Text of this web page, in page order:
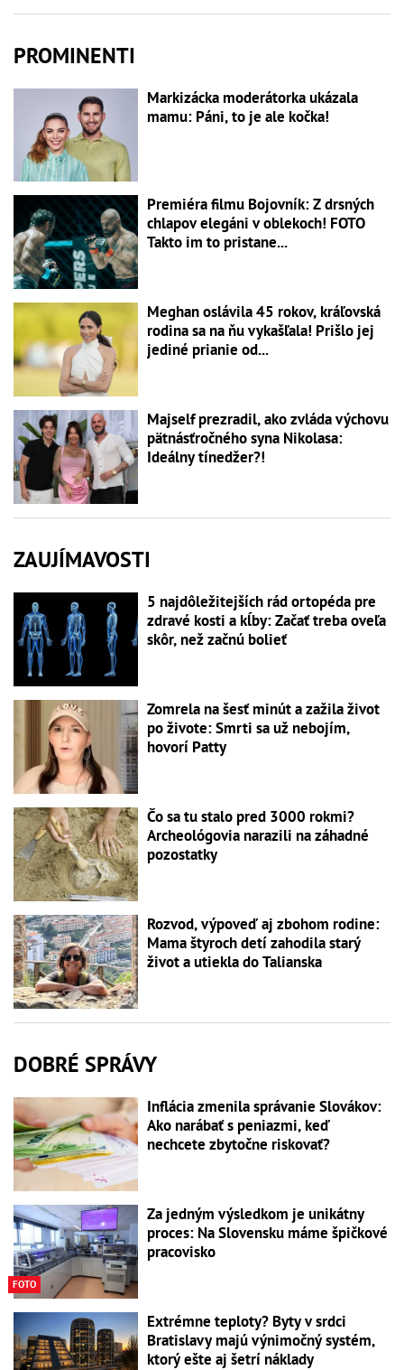
PROMINENTI
Markizácka moderátorka ukázala
mamu: Páni, to je ale kočka!
Premiéra filmu Bojovník: Z drsných
chlapov elegáni v oblekoch! FOTO
Takto im to pristane...
Meghan oslávila 45 rokov, kráľovská
rodina sa na ňu vykašľala! Prišlo jej
jediné prianie od...
Majself prezradil, ako zvláda výchovu
pätnásťročného syna Nikolasa:
Ideálny tínedžer?!
ZAUJÍMAVOSTI
5 najdôležitejších rád ortopéda pre
zdravé kosti a kĺby: Začať treba oveľa
skôr, než začnú bolieť
Zomrela na šesť minút a zažila život
po živote: Smrti sa už nebojím,
hovorí Patty
Čo sa tu stalo pred 3000 rokmi?
Archeológovia narazili na záhadné
pozostatky
Rozvod, výpoveď aj zbohom rodine:
Mama štyroch detí zahodila starý
život a utiekla do Talianska
DOBRÉ SPRÁVY
Inflácia zmenila správanie Slovákov:
Ako narábať s peniazmi, keď
nechcete zbytočne riskovať?
FOTO
Za jedným výsledkom je unikátny
proces: Na Slovensku máme špičkové
pracovisko
Extrémne teploty? Byty v srdci
Bratislavy majú výnimočný systém,
ktorý ešte aj šetrí náklady